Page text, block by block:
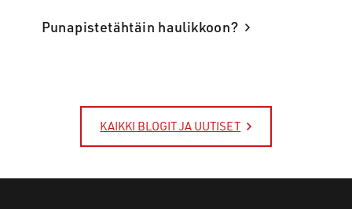
Punapistetähtäin haulikkoon?
KAIKKI BLOGIT JA UUTISET